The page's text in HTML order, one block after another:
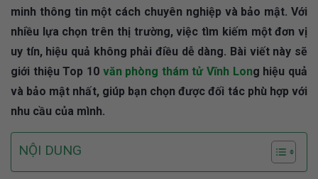
minh thông tin một cách chuyên nghiệp và bảo mật. Với
nhiều lựa chọn trên thị trường, việc tìm kiếm một đơn vị
uy tín, hiệu quả không phải điều dễ dàng. Bài viết này sẽ
giới thiệu Top 10 văn phòng thám tử Vĩnh Long hiệu quả
và bảo mật nhất, giúp bạn chọn được đối tác phù hợp với
nhu cầu của mình.
NỘI DUNG